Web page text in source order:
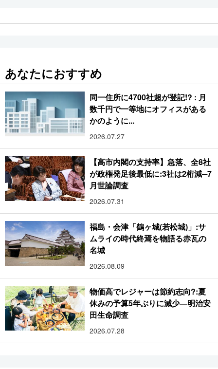
あなたにおすすめ
同一住所に4700社超が登記!? : 月
数千円で一等地にオフィスがある
かのように...
2026.07.27
【高市内閣の支持率】急落、全8社
が政権発足後最低に:3社は2桁減─7
月世論調査
2026.07.31
福島・会津「鶴ヶ城(若松城)」:サ
ムライの時代終焉を物語る赤瓦の
名城
2026.08.09
物価高でレジャーは節約志向?:夏
休みの予算5年ぶりに減少―明治安
田生命調査
2026.07.28